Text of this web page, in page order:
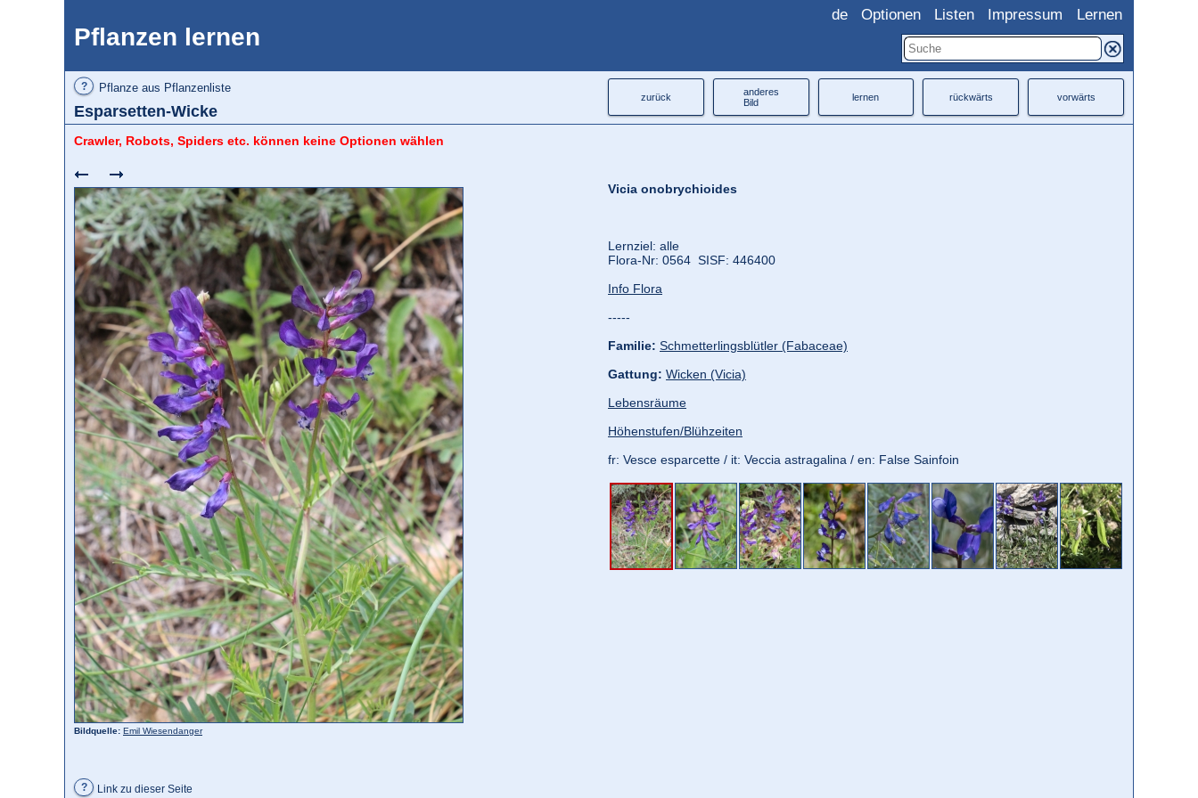
Pflanzen lernen
de Optionen Listen Impressum Lernen
? Pflanze aus Pflanzenliste
Esparsetten-Wicke
zurück
anderes
Bild
lernen rückwärts vorwärts
Crawler, Robots, Spiders etc. können keine Optionen wählen
Bildquelle: Emil Wiesendanger
Vicia onobrychioides
Lernziel: alle
Flora‑Nr: 0564 SISF: 446400
Info Flora
-----
Familie: Schmetterlingsblütler (Fabaceae)
Gattung: Wicken (Vicia)
Lebensräume
Höhenstufen/Blühzeiten
fr: Vesce esparcette / it: Veccia astragalina / en: False Sainfoin
? Link zu dieser Seite